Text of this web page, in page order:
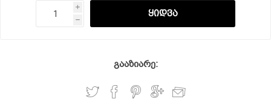
i
h
გააზიარე: